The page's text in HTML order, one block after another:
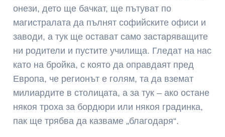
онези, дето ще бачкат, ще пътуват по
магистралата да пълнят софийските офиси и
заводи, а тук ще остават само застаряващите
ни родители и пустите училища. Гледат на нас
като на бройка, с която да оправдаят пред
Европа, че регионът е голям, та да вземат
милиардите в столицата, а за тук – ако остане
някоя троха за бордюри или някоя градинка,
пак ще трябва да казваме „благодаря“.